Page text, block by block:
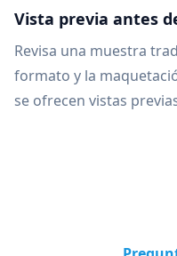
Vista previa antes
Revisa una muestra
formato y la
se ofrecen vistas